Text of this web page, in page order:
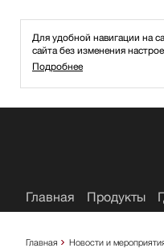
Для удобной навигации на
сайта без изменения
Подробнее
Главная Новости и
Главная Продукты